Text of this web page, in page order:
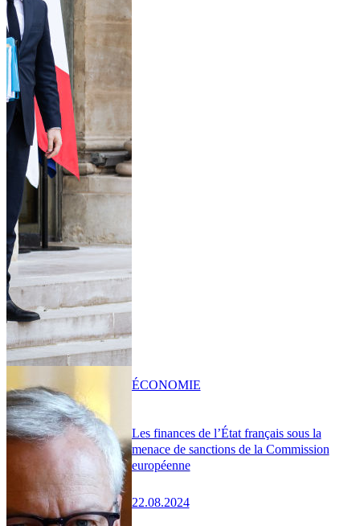
Les finances de l’État français sous la
menace de sanctions de la Commission
européenne
22.08.2024
ÉCONOMIE